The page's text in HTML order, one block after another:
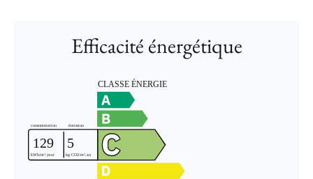
Efficacité énergétique